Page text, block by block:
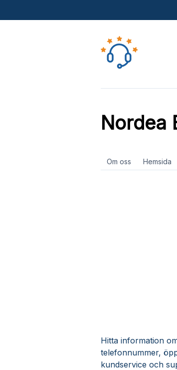
Nordea
Om oss Hemsida
Hitta information
telefonnummer,
kundservice och